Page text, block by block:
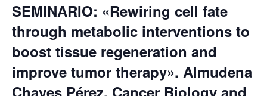
SEMINARIO: «Rewiring cell fate
through metabolic interventions to
boost tissue regeneration and
improve tumor therapy». Almudena
Chaves Pérez. Cancer Biology and